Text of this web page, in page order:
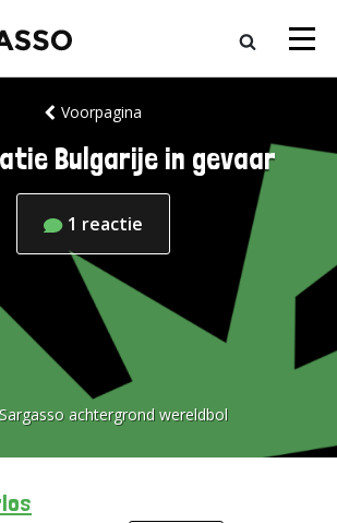
Voorpagina
Bulgarije in gevaar
1 reactie
Sargasso achtergrond wereldbol